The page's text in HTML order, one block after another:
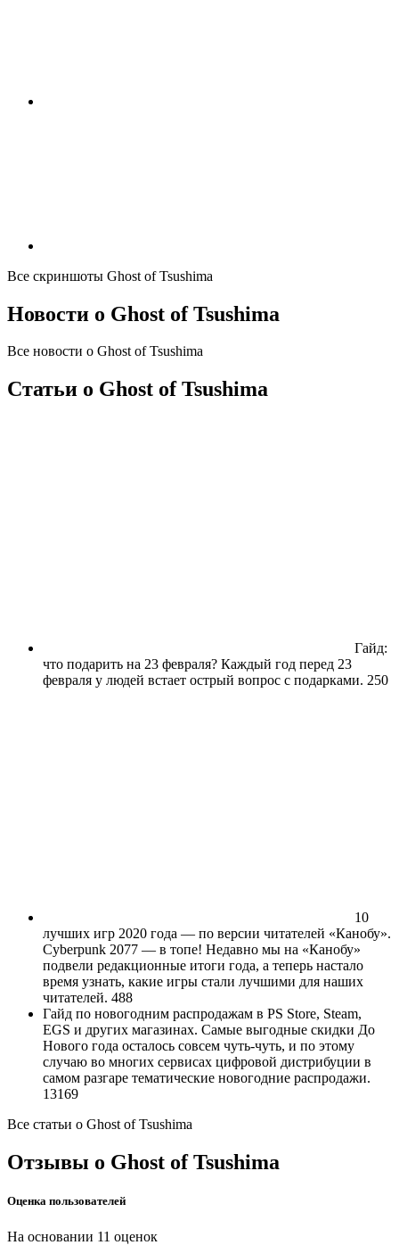
Все скриншоты Ghost of Tsushima
Новости о Ghost of Tsushima
Все новости о Ghost of Tsushima
Статьи о Ghost of Tsushima
Гайд:
что подарить на 23 февраля? Каждый год перед 23
февраля у людей встает острый вопрос с подарками. 250
10
лучших игр 2020 года — по версии читателей «Канобу».
Cyberpunk 2077 — в топе! Недавно мы на «Канобу»
подвели редакционные итоги года, а теперь настало
время узнать, какие игры стали лучшими для наших
читателей. 488
Гайд по новогодним распродажам в PS Store, Steam,
EGS и других магазинах. Самые выгодные скидки До
Нового года осталось совсем чуть-чуть, и по этому
случаю во многих сервисах цифровой дистрибуции в
самом разгаре тематические новогодние распродажи.
13169
Все статьи о Ghost of Tsushima
Отзывы о Ghost of Tsushima
Оценка пользователей
На основании 11 оценок